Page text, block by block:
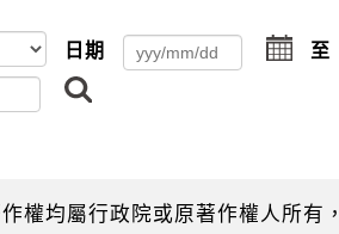
日期
點
擊
日
至
尋
權均屬行政院或原著作權人所有